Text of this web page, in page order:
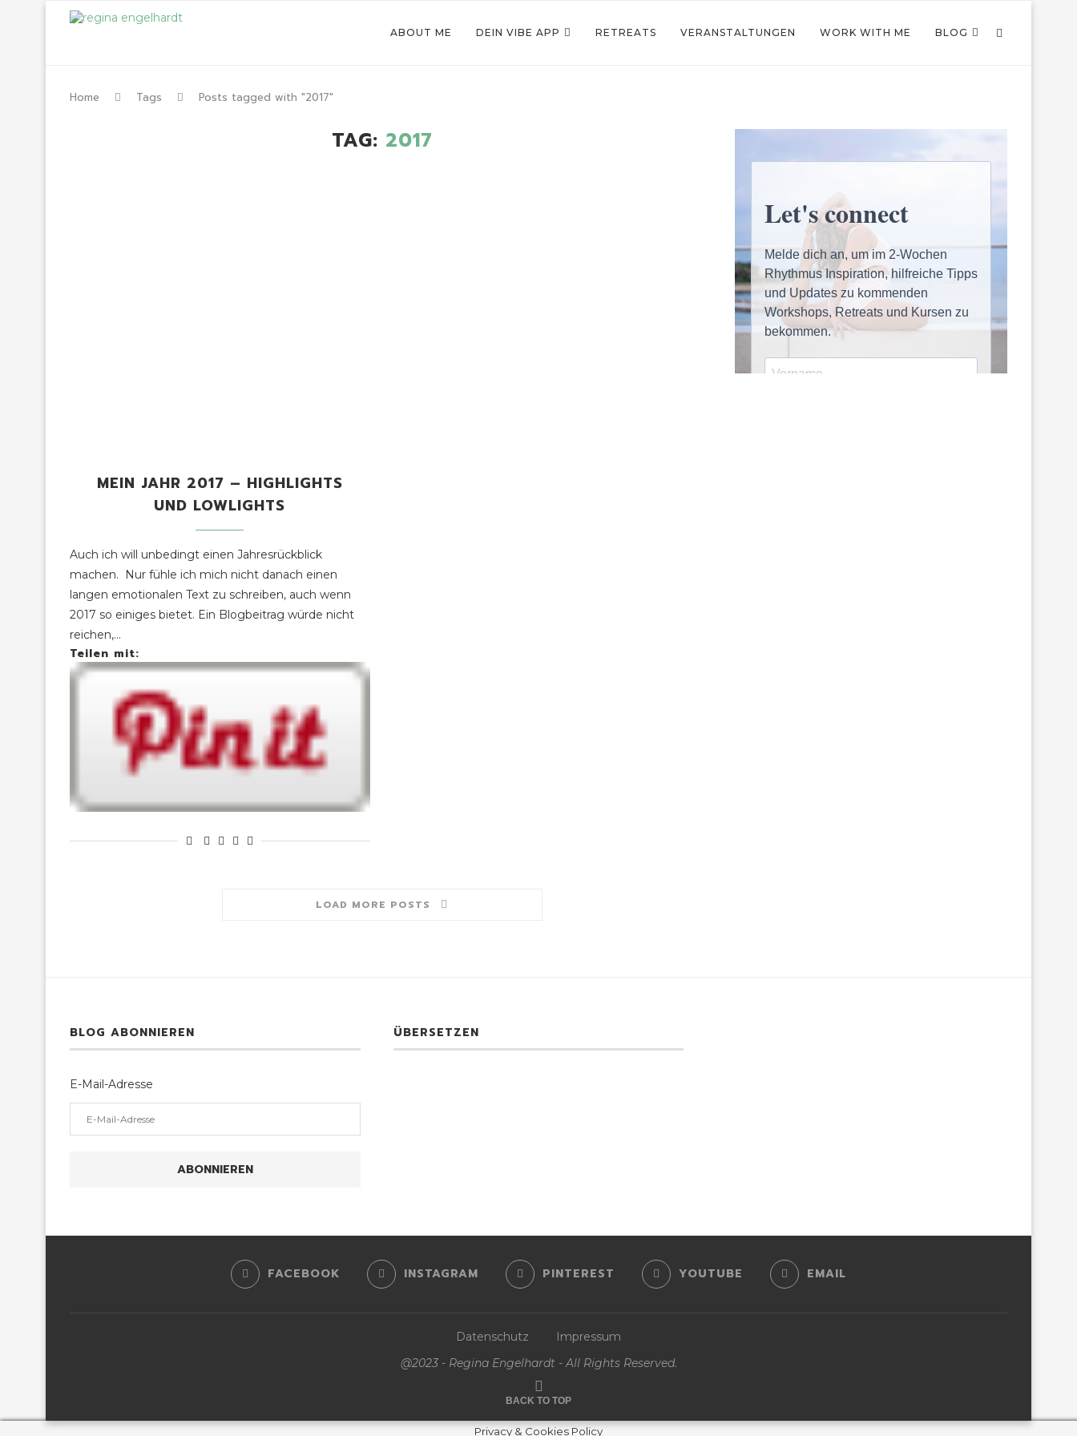
ABOUT ME DEIN VIBE APP RETREATS VERANSTALTUNGEN WORK WITH ME BLOG
Home Tags Posts tagged with "2017"
TAG: 2017
MEIN JAHR 2017 – HIGHLIGHTS
UND LOWLIGHTS
Auch ich will unbedingt einen Jahresrückblick
machen. Nur fühle ich mich nicht danach einen
langen emotionalen Text zu schreiben, auch wenn
2017 so einiges bietet. Ein Blogbeitrag würde nicht
reichen,…
Teilen mit:
LOAD MORE POSTS
BLOG ABONNIEREN
E-Mail-Adresse
ABONNIEREN
ÜBERSETZEN
FACEBOOK INSTAGRAM PINTEREST YOUTUBE EMAIL
Datenschutz
Impressum
@2023 - Regina Engelhardt - All Rights Reserved.
BACK TO TOP
Privacy & Cookies Policy